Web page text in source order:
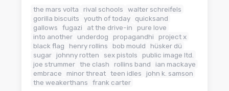
the mars volta rival schools
walter schreifels
gorilla biscuits
youth of today
quicksand
gallows
fugazi at the drive-in
pure love
into another underdog propagandhi
project x
black flag
henry rollins bob mould
hüsker dü
sugar johnny rotten sex pistols
public image ltd.
joe strummer the clash rollins band
ian mackaye
embrace
minor threat teen idles
john k. samson
the weakerthans
frank carter